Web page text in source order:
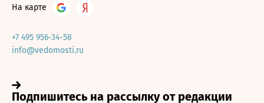
На карте
+7 495 956-34-58
info@vedomosti.ru